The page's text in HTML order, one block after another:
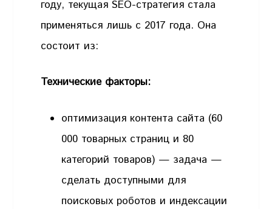
году, текущая SEO-стратегия стала
применяться лишь с 2017 года. Она
состоит из:
Технические факторы:
оптимизация контента сайта (60
000 товарных страниц и 80
категорий товаров) — задача —
сделать доступными для
поисковых роботов и индексации